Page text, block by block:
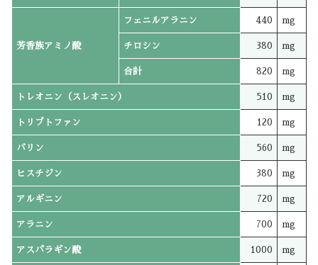
芳香族アミノ酸
フェニルアラニン 440 mg
チロシン 380 mg
合計 820 mg
トレオニン（スレオニン） 510 mg
トリプトファン 120 mg
バリン 560 mg
ヒスチジン 380 mg
アルギニン 720 mg
アラニン 700 mg
アスパラギン酸 1000 mg